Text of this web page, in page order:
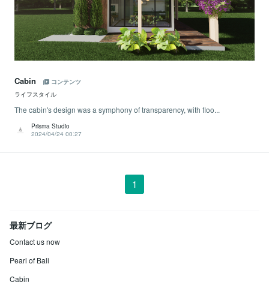
Cabin
コンテンツ
ライフスタイル
The cabin's design was a symphony of transparency, with floo...
Prisma Studio
2024/04/24 00:27
1
最新ブログ
Contact us now
Pearl of Bali
Cabin